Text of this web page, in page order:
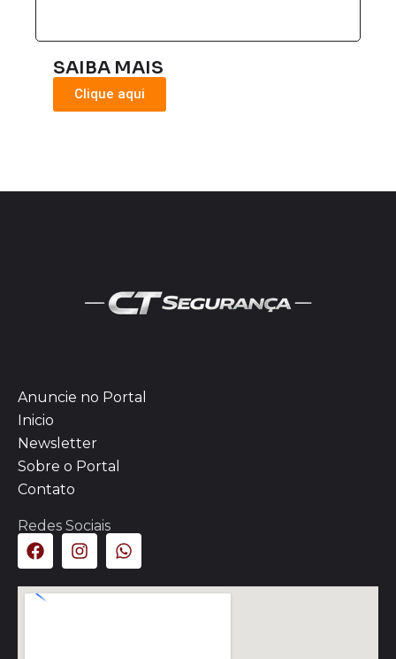
SAIBA MAIS
Clique aqui
Anuncie no Portal
Inicio
Newsletter
Sobre o Portal
Contato
Redes Sociais